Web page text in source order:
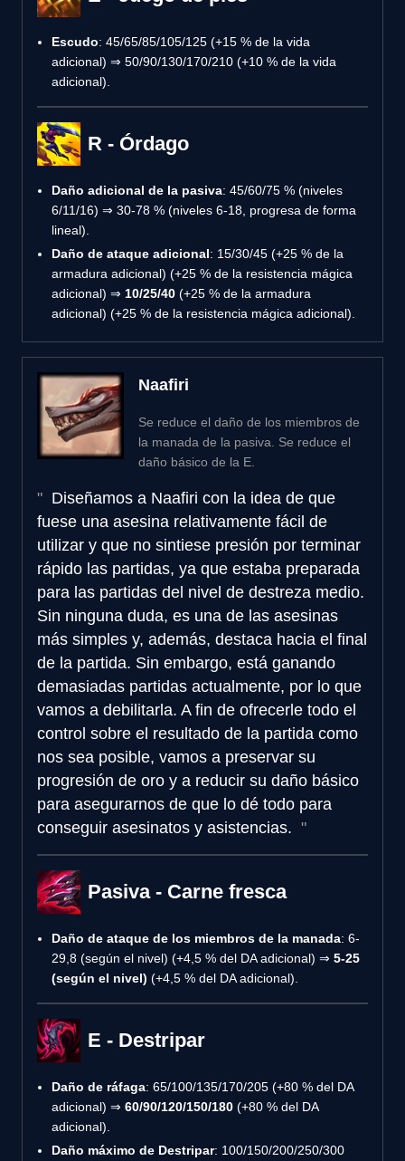
Escudo: 45/65/85/105/125 (+15 % de la vida
adicional) ⇒ 50/90/130/170/210 (+10 % de la vida
adicional).
R - Órdago
Daño adicional de la pasiva: 45/60/75 % (niveles
6/11/16) ⇒ 30-78 % (niveles 6-18, progresa de forma
lineal).
Daño de ataque adicional: 15/30/45 (+25 % de la
armadura adicional) (+25 % de la resistencia mágica
adicional) ⇒ 10/25/40 (+25 % de la armadura
adicional) (+25 % de la resistencia mágica adicional).
Naafiri
Se reduce el daño de los miembros de
la manada de la pasiva. Se reduce el
daño básico de la E.
Diseñamos a Naafiri con la idea de que
fuese una asesina relativamente fácil de
utilizar y que no sintiese presión por terminar
rápido las partidas, ya que estaba preparada
para las partidas del nivel de destreza medio.
Sin ninguna duda, es una de las asesinas
más simples y, además, destaca hacia el final
de la partida. Sin embargo, está ganando
demasiadas partidas actualmente, por lo que
vamos a debilitarla. A fin de ofrecerle todo el
control sobre el resultado de la partida como
nos sea posible, vamos a preservar su
progresión de oro y a reducir su daño básico
para asegurarnos de que lo dé todo para
conseguir asesinatos y asistencias.
Pasiva - Carne fresca
Daño de ataque de los miembros de la manada: 6-
29,8 (según el nivel) (+4,5 % del DA adicional) ⇒ 5-25
(según el nivel) (+4,5 % del DA adicional).
E - Destripar
Daño de ráfaga: 65/100/135/170/205 (+80 % del DA
adicional) ⇒ 60/90/120/150/180 (+80 % del DA
adicional).
Daño máximo de Destripar: 100/150/200/250/300